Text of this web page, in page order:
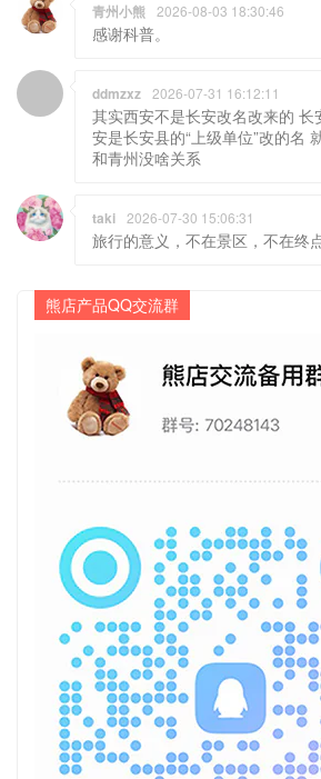
青州小熊 2026-08-03 18:30:46
感谢科普。
ddmzxz 2026-07-31 16:12:11
其实西安不是长安改名改来的
安是长安县的“上级单位”改的名
和青州没啥关系
taki 2026-07-30 15:06:31
旅行的意义，不在景区，不在终
熊店产品QQ交流群